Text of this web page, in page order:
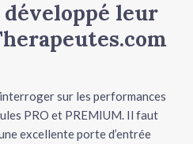
leur
sur les performances
PRO et PREMIUM. Il faut
excellente porte d’entrée